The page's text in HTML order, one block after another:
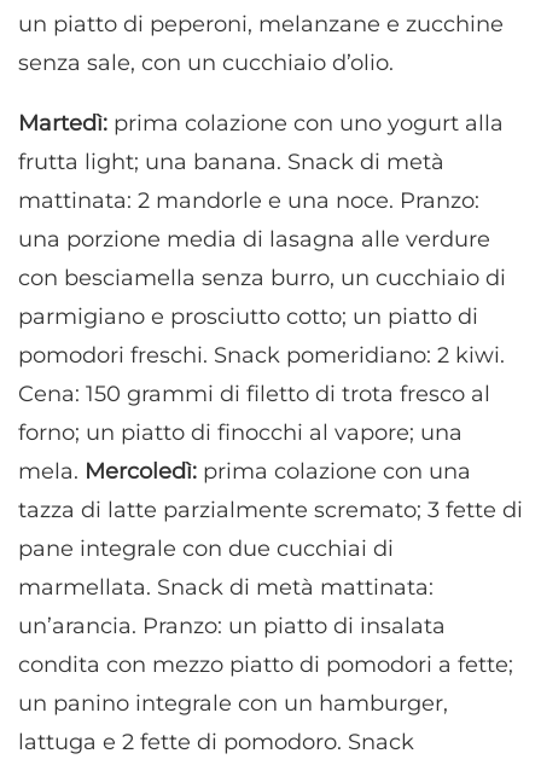
un piatto di peperoni, melanzane e zucchine
senza sale, con un cucchiaio d’olio.
Martedì: prima colazione con uno yogurt alla
frutta light; una banana. Snack di metà
mattinata: 2 mandorle e una noce. Pranzo:
una porzione media di lasagna alle verdure
con besciamella senza burro, un cucchiaio di
parmigiano e prosciutto cotto; un piatto di
pomodori freschi. Snack pomeridiano: 2 kiwi.
Cena: 150 grammi di filetto di trota fresco al
forno; un piatto di finocchi al vapore; una
mela. Mercoledì: prima colazione con una
tazza di latte parzialmente scremato; 3 fette di
pane integrale con due cucchiai di
marmellata. Snack di metà mattinata:
un’arancia. Pranzo: un piatto di insalata
condita con mezzo piatto di pomodori a fette;
un panino integrale con un hamburger,
lattuga e 2 fette di pomodoro. Snack